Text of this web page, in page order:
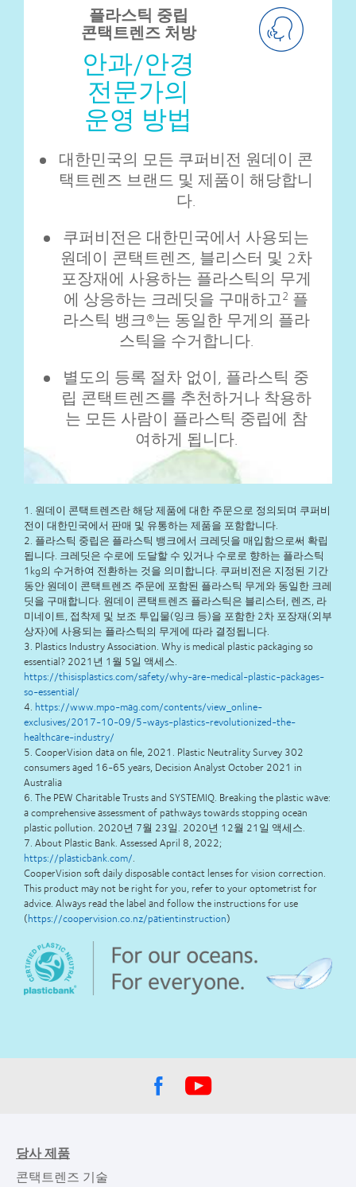
플라스틱 중립
콘택트렌즈 처방
안과/안경
전문가의
운영 방법
대한민국의 모든 쿠퍼비전 원데이 콘
택트렌즈 브랜드 및 제품이 해당합니
다.
쿠퍼비전은 대한민국에서 사용되는
원데이 콘택트렌즈, 블리스터 및 2차
포장재에 사용하는 플라스틱의 무게
에 상응하는 크레딧을 구매하고2 플
라스틱 뱅크®는 동일한 무게의 플라
스틱을 수거합니다.
별도의 등록 절차 없이, 플라스틱 중
립 콘택트렌즈를 추천하거나 착용하
는 모든 사람이 플라스틱 중립에 참
여하게 됩니다.
1. 원데이 콘택트렌즈란 해당 제품에 대한 주문으로 정의되며 쿠퍼비
전이 대한민국에서 판매 및 유통하는 제품을 포함합니다.
2. 플라스틱 중립은 플라스틱 뱅크에서 크레딧을 매입함으로써 확립
됩니다. 크레딧은 수로에 도달할 수 있거나 수로로 향하는 플라스틱
1kg의 수거하여 전환하는 것을 의미합니다. 쿠퍼비전은 지정된 기간
동안 원데이 콘택트렌즈 주문에 포함된 플라스틱 무게와 동일한 크레
딧을 구매합니다. 원데이 콘택트렌즈 플라스틱은 블리스터, 렌즈, 라
미네이트, 접착제 및 보조 투입물(잉크 등)을 포함한 2차 포장재(외부
상자)에 사용되는 플라스틱의 무게에 따라 결정됩니다.
3. Plastics Industry Association. Why is medical plastic packaging so
essential? 2021년 1월 5일 액세스.
https://thisisplastics.com/safety/why-are-medical-plastic-packages-
so-essential/
4. https://www.mpo-mag.com/contents/view_online-
exclusives/2017-10-09/5-ways-plastics-revolutionized-the-
healthcare-industry/
5. CooperVision data on file, 2021. Plastic Neutrality Survey 302
consumers aged 16-65 years, Decision Analyst October 2021 in
Australia
6. The PEW Charitable Trusts and SYSTEMIQ. Breaking the plastic wave:
a comprehensive assessment of pathways towards stopping ocean
plastic pollution. 2020년 7월 23일. 2020년 12월 21일 액세스.
7. About Plastic Bank. Assessed April 8, 2022;
https://plasticbank.com/.
CooperVision soft daily disposable contact lenses for vision correction.
This product may not be right for you, refer to your optometrist for
advice. Always read the label and follow the instructions for use
(https://coopervision.co.nz/patientinstruction)
당사 제품
콘택트렌즈 기술